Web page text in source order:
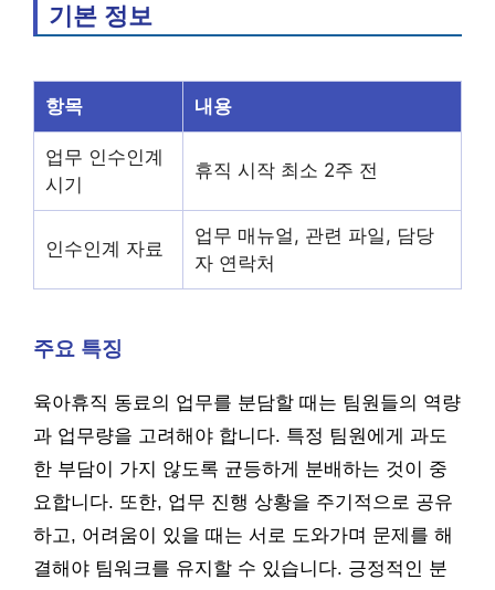
기본 정보
항목 내용
업무 인수인계
시기
휴직 시작 최소 2주 전
인수인계 자료
업무 매뉴얼, 관련 파일, 담당
자 연락처
주요 특징
육아휴직 동료의 업무를 분담할 때는 팀원들의 역량
과 업무량을 고려해야 합니다. 특정 팀원에게 과도
한 부담이 가지 않도록 균등하게 분배하는 것이 중
요합니다. 또한, 업무 진행 상황을 주기적으로 공유
하고, 어려움이 있을 때는 서로 도와가며 문제를 해
결해야 팀워크를 유지할 수 있습니다. 긍정적인 분